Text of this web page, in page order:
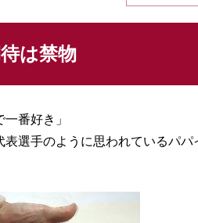
は禁物
一番好き」
表選手のように思われているパパ